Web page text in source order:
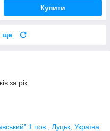
Купити
ще
за рік
1 пов., Луцьк, Україна